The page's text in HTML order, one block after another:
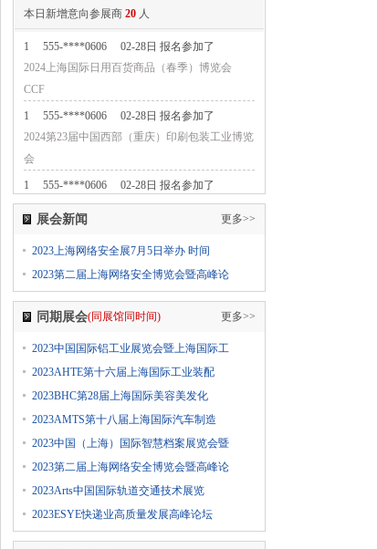
本日新增意向参展商 20 人
1 555-****0606
02-28日 报名参加了
2024上海国际日用百货商品（春季）博览会
CCF
1 555-****0606
02-28日 报名参加了
2024第23届中国西部（重庆）印刷包装工业博览
会
1 555-****0606
02-28日 报名参加了
2024第七届中国无人零售大会
2024中国国际纺织面料及辅料（春夏）博览会
555-****0606
02-28日 报名参加了
2024上海国际日用百货商品（春季）博览会
CCF
1 555-****0606
02-28日 报名参加了
2024上海国际日用百货商品（春季）博览会
CCF
1 555-****0606
02-28日 报名参加了
2024上海国际日用百货商品（春季）博览会
CCF
1 555-****0606
02-28日 报名参加了
2024第五届西瓦国际木业（上海）展
1 555-****0606
02-28日 报名参加了
展会新闻 更多>>
2023上海网络安全展7月5日举办 时间
2023第二届上海网络安全博览会暨高峰论
同期展会(同展馆同时间) 更多>>
2023中国国际铝工业展览会暨上海国际工
2023AHTE第十六届上海国际工业装配
2023BHC第28届上海国际美容美发化
2023AMTS第十八届上海国际汽车制造
2023中国（上海）国际智慧档案展览会暨
2023第二届上海网络安全博览会暨高峰论
2023Arts中国国际轨道交通技术展览
2023ESYE快递业高质量发展高峰论坛